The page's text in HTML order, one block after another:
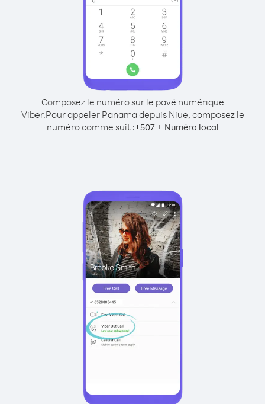
Composez le numéro sur le pavé numérique
Viber.Pour appeler Panama depuis Niue, composez le
numéro comme suit :+507+ Numéro local